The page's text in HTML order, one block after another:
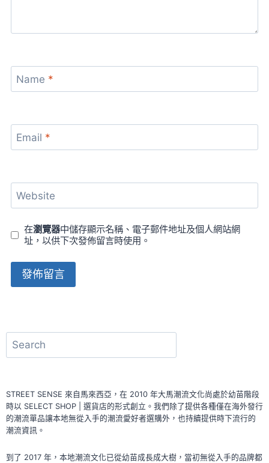
Name *
Email *
Website
在瀏覽器中儲存顯示名稱、電子郵件地址及個人網站網
址，以供下次發佈留言時使用。
搜
尋
STREET SENSE 來自馬來西亞，在 2010 年大馬潮流文化尚處於幼苗階段
時以 SELECT SHOP | 選貨店的形式創立。我們除了提供各種僅在海外發行
的潮流單品讓本地無從入手的潮流愛好者選購外，也持續提供時下流行的
潮流資訊。
到了 2017 年，本地潮流文化已從幼苗成長成大樹，當初無從入手的品牌都